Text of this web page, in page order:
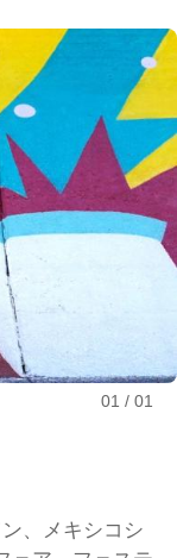
01 01
、メキシコシ